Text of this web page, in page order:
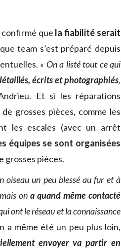
confirmé que la fiabilité serait
team s’est préparé depuis
« On a listé tout ce qui
écrits et photographiés,
Et si les réparations
grosses pièces, comme les
les escales (avec un arrêt
équipes se sont organisées
grosses pièces.
oiseau un peu blessé au fur et à
mais on a quand même contacté
ont le réseau et la connaissance
a même été un peu plus loin,
envoyer va partir en